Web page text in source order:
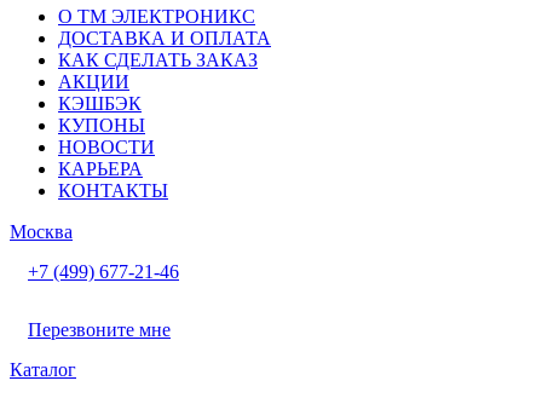
О ТМ ЭЛЕКТРОНИКС
ДОСТАВКА И ОПЛАТА
КАК СДЕЛАТЬ ЗАКАЗ
АКЦИИ
КЭШБЭК
КУПОНЫ
НОВОСТИ
КАРЬЕРА
КОНТАКТЫ
Москва
+7 (499) 677-21-46
Перезвоните мне
Каталог